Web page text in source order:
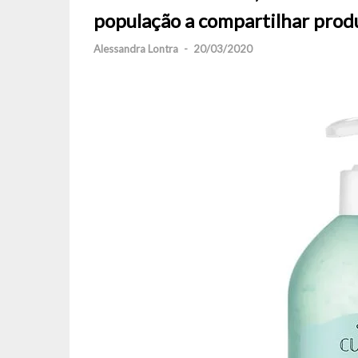
população a compartilhar
Alessandra Lontra - 20/03/2020